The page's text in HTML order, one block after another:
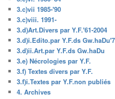
3.c)vii 1985-'90
3.c)viii. 1991-
3.d)Art.Divers par Y.F.'61-2004
3.d)i.Edito.par Y.F.ds
3.d)ii.Art.par Y.F.ds Gw.haDu
3.e) Nécrologies par Y.F.
3.f) Textes divers par Y.F.
3.f)i.Textes par Y.F.non publiés
4. Archives